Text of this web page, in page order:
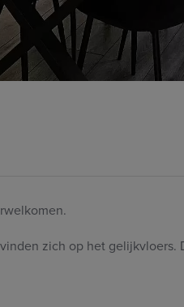
zich op het